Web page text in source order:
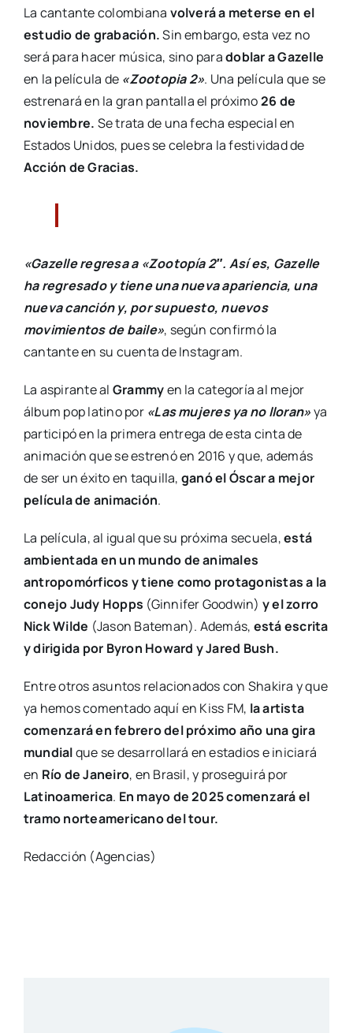
La cantante colombiana volverá a meterse en el
estudio de grabación.Sin embargo, esta vez no
será para hacer música, sino paradoblar a Gazelle
en la película de «Zootopia 2». Una película que se
estrenará en la gran pantalla el próximo26 de
noviembre. Se trata de una fecha especial en
Estados Unidos, pues se celebra la festividad de
Acción de Gracias.
«Gazelle regresa a «Zootopía 2″. Así es, Gazelle
ha regresado y tiene una nueva apariencia, una
nueva canción y, por supuesto, nuevos
movimientos de baile», según confirmó la
cantante en su cuenta de Instagram.
La aspirante al Grammyen la categoría al mejor
álbum pop latino por «Las mujeres ya no lloran»ya
participó en la primera entrega de esta cinta de
animación que se estrenó en 2016 y que, además
de ser un éxito en taquilla, ganó el Óscar a mejor
película de animación.
La película, al igual que su próxima secuela,está
ambientada en un mundo de animales
antropomórficos y tiene como protagonistas a la
conejo Judy Hopps (Ginnifer Goodwin) y el zorro
Nick Wilde (Jason Bateman). Además, está escrita
y dirigida por Byron Howard y Jared Bush.
Entre otros asuntos relacionados con Shakira y que
ya hemos comentado aquí en Kiss FM, la artista
comenzará en febrero del próximo año una gira
mundialque se desarrollará en estadios e iniciará
en Río de Janeiro, en Brasil, y proseguirá por
Latinoamerica. En mayo de 2025 comenzará el
tramo norteamericano del tour.
Redacción (Agencias)